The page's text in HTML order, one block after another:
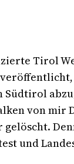
Tirol
von mir
und